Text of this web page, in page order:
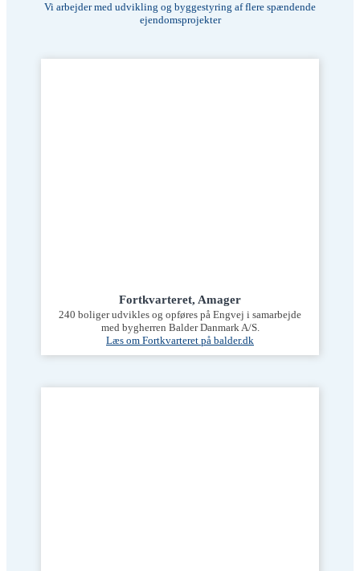
Vi arbejder med udvikling og byggestyring af flere spændende
ejendomsprojekter
Fortkvarteret, Amager
240 boliger udvikles og opføres på Engvej i samarbejde
med bygherren Balder Danmark A/S.
Læs om Fortkvarteret på balder.dk